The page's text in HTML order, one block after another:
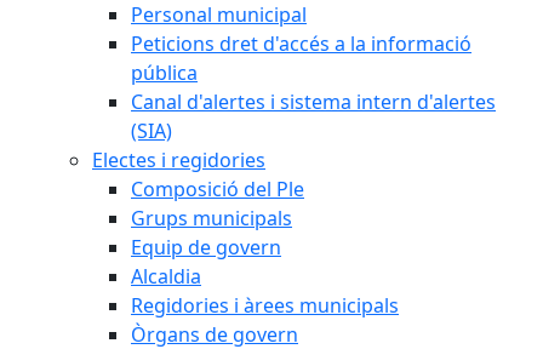
Personal municipal
Peticions dret d'accés a la informació
pública
Canal d'alertes i sistema intern d'alertes
(SIA)
Electes i regidories
Composició del Ple
Grups municipals
Equip de govern
Alcaldia
Regidories i àrees municipals
Òrgans de govern